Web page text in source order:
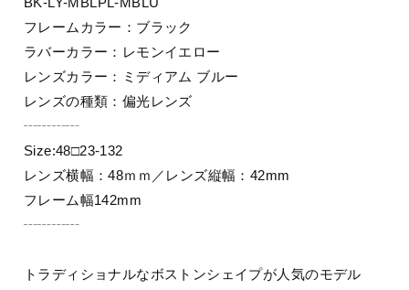
フレームカラー：ブラック
ラバーカラー：レモンイエロー
レンズカラー：ミディアム ブルー
レンズの種類：偏光レンズ
┄┄┄┄
Size:48□23-132
レンズ横幅：48ｍｍ／レンズ縦幅：42mm
フレーム幅142mm
┄┄┄┄
トラディショナルなボストンシェイプが人気のモデル